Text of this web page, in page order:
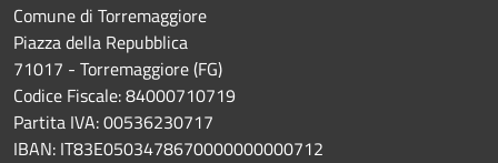
Comune di Torremaggiore
Piazza della Repubblica
71017 - Torremaggiore (FG)
Codice Fiscale: 84000710719
Partita IVA: 00536230717
IBAN: IT83E0503478670000000000712